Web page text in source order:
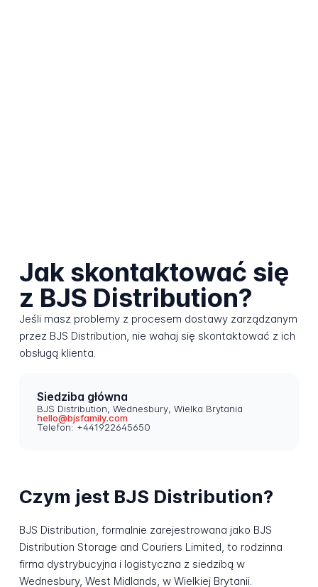
Jak skontaktować się
z BJS Distribution?
Jeśli masz problemy z procesem dostawy zarządzanym
przez BJS Distribution, nie wahaj się skontaktować z ich
obsługą klienta.
Siedziba główna
BJS Distribution, Wednesbury, Wielka Brytania
hello@bjsfamily.com
Telefon: +441922645650
Czym jest BJS Distribution?
BJS Distribution, formalnie zarejestrowana jako BJS
Distribution Storage and Couriers Limited, to rodzinna
firma dystrybucyjna i logistyczna z siedzibą w
Wednesbury, West Midlands, w Wielkiej Brytanii.